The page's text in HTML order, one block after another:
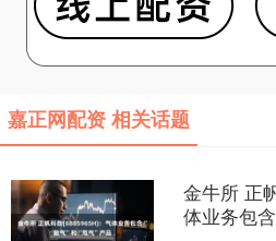
嘉正网配资 相关话题
金牛所 正
体业务包